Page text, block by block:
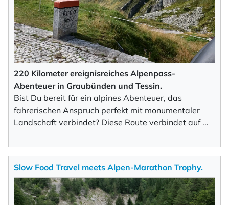
220 Kilometer ereignisreiches Alpenpass-
Abenteuer in Graubünden und Tessin.
Bist Du bereit für ein alpines Abenteuer, das
fahrerischen Anspruch perfekt mit monumentaler
Landschaft verbindet? Diese Route verbindet auf ...
Slow Food Travel meets Alpen-Marathon Trophy.